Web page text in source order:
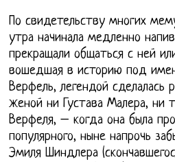
По свидетельству многих
утра начинала медленно
прекращали общаться с ней
вошедшая в историю под
Верфель, легендой сделалась
женой ни Густава Малера, ни
Верфеля, – когда она была
популярного, ныне напрочь
Эмиля Шиндлера